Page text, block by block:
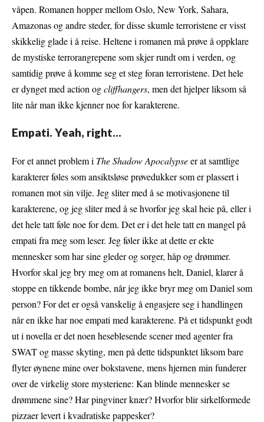
våpen. Romanen hopper mellom Oslo, New York, Sahara,
Amazonas og andre steder, for disse skumle terroristene er visst
skikkelig glade i å reise. Heltene i romanen må prøve å oppklare
de mystiske terrorangrepene som skjer rundt om i verden, og
samtidig prøve å komme seg et steg foran terroristene. Det hele
er dynget med action ogcliffhangers, men det hjelper liksom så
lite når man ikke kjenner noe for karakterene.
Empati. Yeah, right…
For et annet problem i The Shadow Apocalypseer at samtlige
karakterer føles som ansiktsløse prøvedukker som er plassert i
romanen mot sin vilje. Jeg sliter med å se motivasjonene til
karakterene, og jeg sliter med å se hvorfor jeg skal heie på, eller i
det hele tatt føle noe for dem. Det er i det hele tatt en mangel på
empati fra meg som leser. Jeg føler ikke at dette er ekte
mennesker som har sine gleder og sorger, håp og drømmer.
Hvorfor skal jeg bry meg om at romanens helt, Daniel, klarer å
stoppe en tikkende bombe, når jeg ikke bryr meg om Daniel som
person? For det er også vanskelig å engasjere seg i handlingen
når en ikke har noe empati med karakterene. På et tidspunkt godt
ut i novella er det noen heseblesende scener med agenter fra
SWAT og masse skyting, men på dette tidspunktet liksom bare
flyter øynene mine over bokstavene, mens hjernen min funderer
over de virkelig store mysteriene: Kan blinde mennesker se
drømmene sine? Har pingviner knær? Hvorfor blir sirkelformede
pizzaer levert i kvadratiske pappesker?